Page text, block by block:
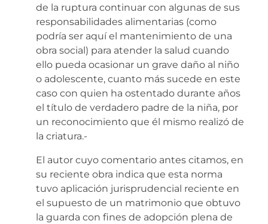
de la ruptura continuar con algunas de sus
responsabilidades alimentarias (como
podría ser aquí el mantenimiento de una
obra social) para atender la salud cuando
ello pueda ocasionar un grave daño al niño
o adolescente, cuanto más sucede en este
caso con quien ha ostentado durante años
el título de verdadero padre de la niña, por
un reconocimiento que él mismo realizó de
la criatura.-
El autor cuyo comentario antes citamos, en
su reciente obra indica que esta norma
tuvo aplicación jurisprudencial reciente en
el supuesto de un matrimonio que obtuvo
la guarda con fines de adopción plena de